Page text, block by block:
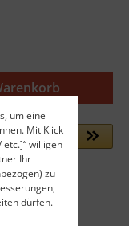
um eine
Mit Klick
willigen
Ihr
zu
dürfen.